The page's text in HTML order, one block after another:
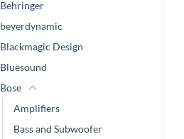
Behringer
beyerdynamic
Blackmagic Design
Bluesound
Bose
Amplifiers
Bass and Subwoofer